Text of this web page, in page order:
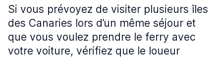
Si vous prévoyez de visiter plusieurs îles
des Canaries lors d’un même séjour et
que vous voulez prendre le ferry avec
votre voiture, vérifiez que le loueur